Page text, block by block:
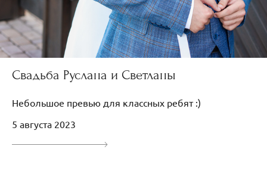
Свадьба Руслана и Светланы
Небольшое превью для классных ребят :)
5 августа 2023